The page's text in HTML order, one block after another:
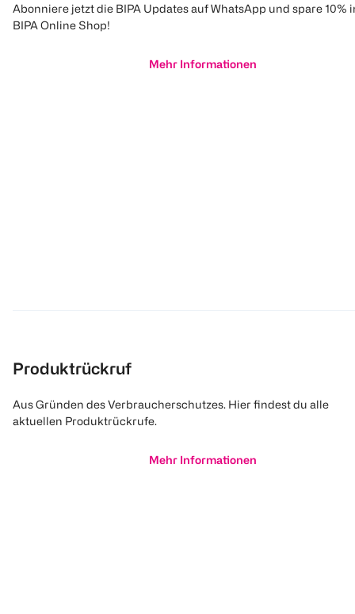
Abonniere jetzt die BIPA Updates auf WhatsApp und spare 10%
BIPA Online Shop!
Mehr Informationen
Produktrückruf
Aus Gründen des Verbraucherschutzes. Hier findest du alle
aktuellen Produktrückrufe.
Mehr Informationen